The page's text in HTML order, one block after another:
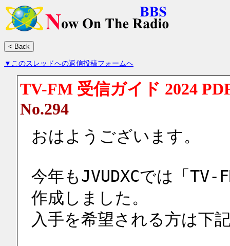
▼このスレッドへの返信投稿フォームへ
TV-FM 受信ガイド 2024
No.294
おはようございます。
今年もJVUDXCでは「
作成しました。
入手を希望される方は下